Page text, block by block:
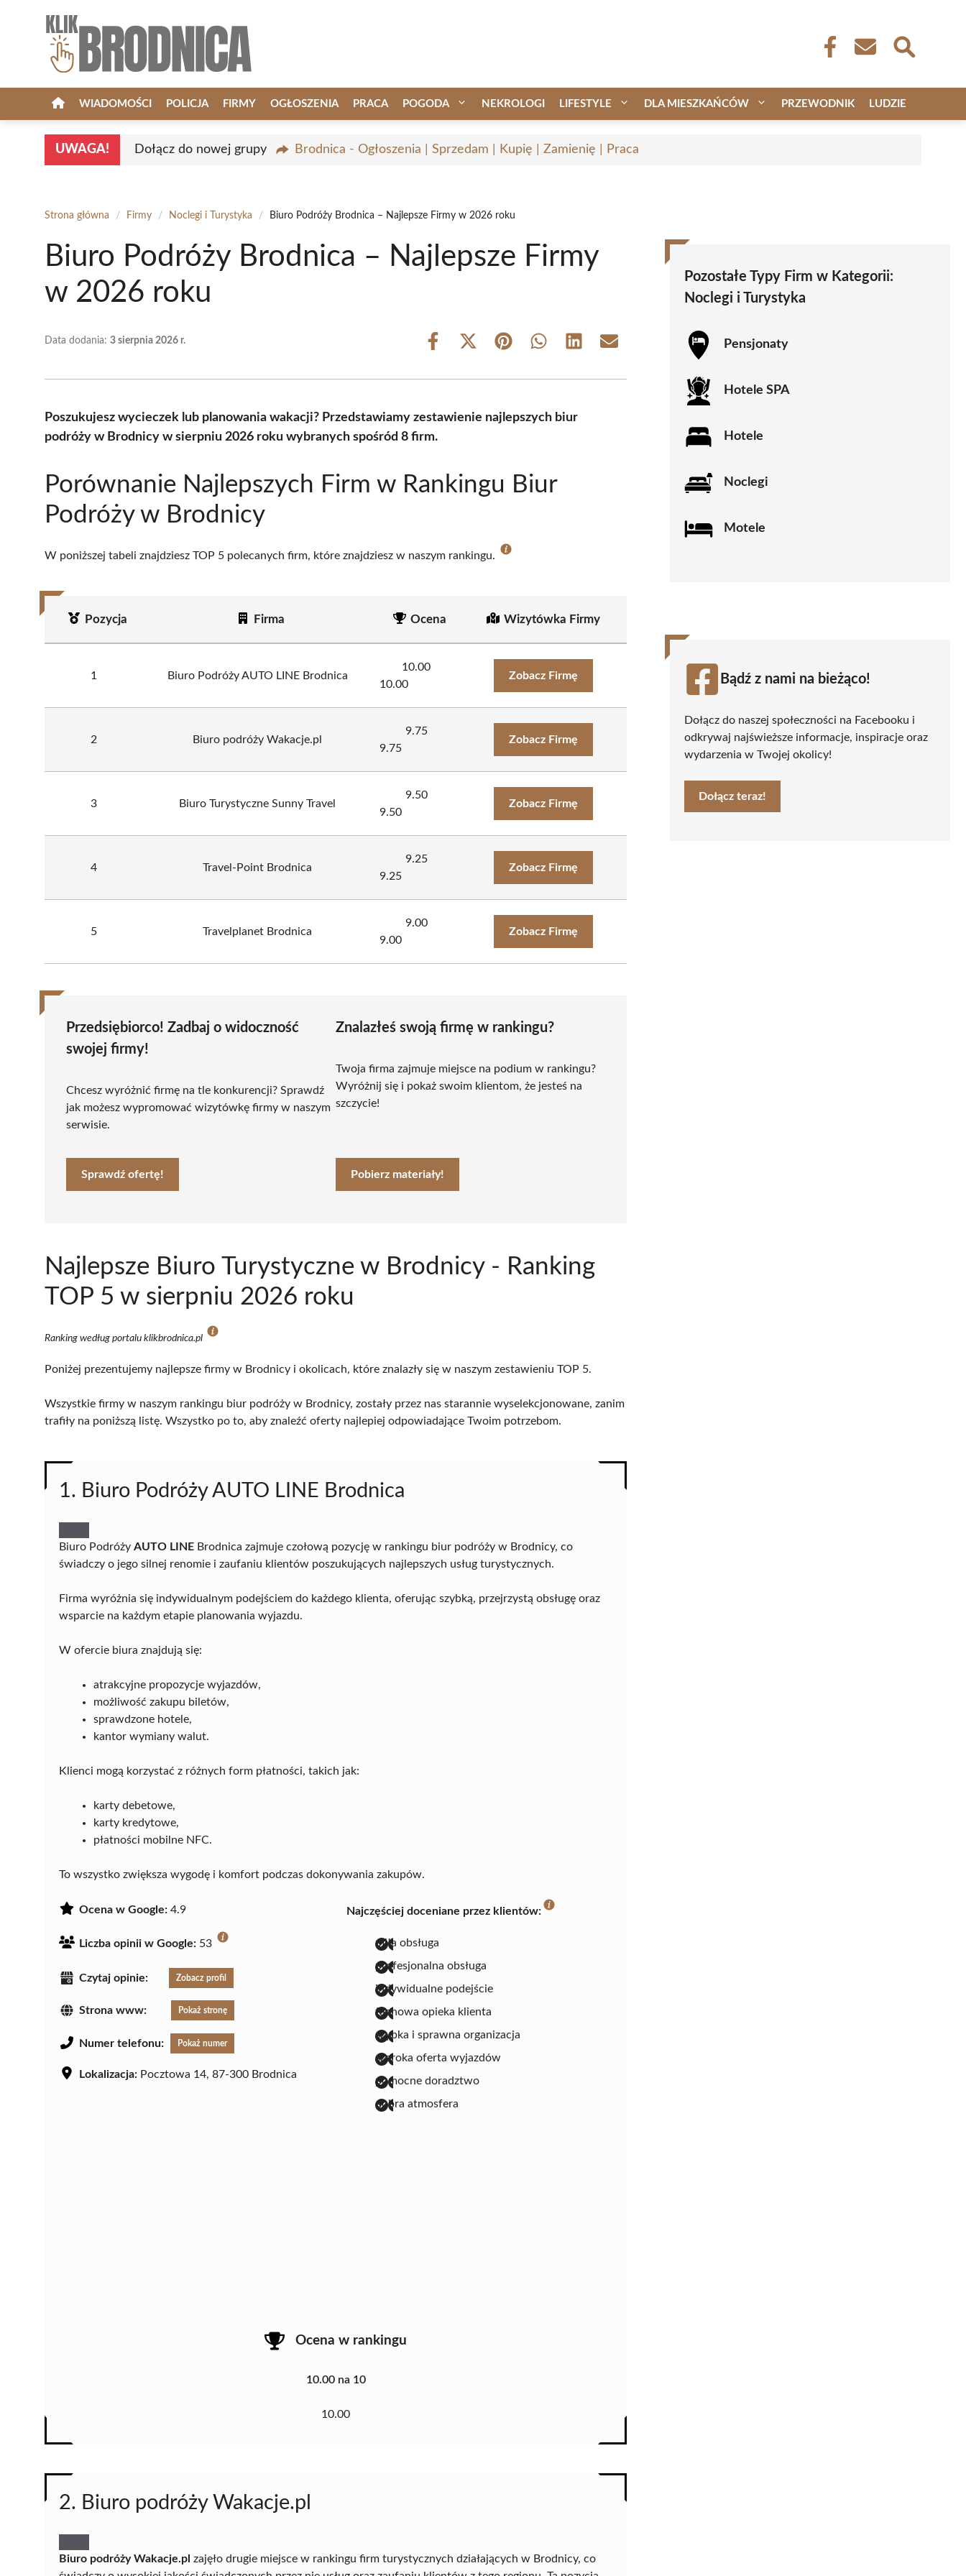
WIADOMOŚCI POLICJA FIRMY OGŁOSZENIA PRACA POGODA NEKROLOGI LIFESTYLE DLA MIESZKAŃCÓW PRZEWODNIK LUDZIE
UWAGA! Dołącz do nowej grupy Brodnica - Ogłoszenia | Sprzedam | Kupię | Zamienię | Praca
Strona główna / Firmy / Noclegi i Turystyka / Biuro Podróży Brodnica – Najlepsze Firmy w 2026 roku
Biuro Podróży Brodnica – Najlepsze Firmy
w 2026 roku
Data dodania: 3 sierpnia 2026 r.
Share
Share
(Twitter)
Share Share Share Share
Poszukujesz wycieczek lub planowania wakacji? Przedstawiamy zestawienie najlepszych biur
podróży w Brodnicy w sierpniu 2026 roku wybranych spośród 8 firm.
Porównanie Najlepszych Firm w Rankingu Biur
Podróży w Brodnicy
W poniższej tabeli znajdziesz TOP 5 polecanych firm, które znajdziesz w naszym rankingu.
Pozycja Firma Ocena Wizytówka Firmy
1 Biuro Podróży AUTO LINE Brodnica
10.00
10.00
Zobacz Firmę
2 Biuro podróży Wakacje.pl
9.75
9.75
Zobacz Firmę
3 Biuro Turystyczne Sunny Travel
9.50
9.50
Zobacz Firmę
4 Travel-Point Brodnica
9.25
9.25
Zobacz Firmę
5 Travelplanet Brodnica
9.00
9.00
Zobacz Firmę
Przedsiębiorco! Zadbaj o widoczność
swojej firmy!
Chcesz wyróżnić firmę na tle konkurencji? Sprawdź
jak możesz wypromować wizytówkę firmy w naszym
serwisie.
Sprawdź ofertę!
Znalazłeś swoją firmę w rankingu?
Twoja firma zajmuje miejsce na podium w rankingu?
Wyróżnij się i pokaż swoim klientom, że jesteś na
szczycie!
Pobierz materiały!
Najlepsze Biuro Turystyczne w Brodnicy - Ranking
TOP 5 w sierpniu 2026 roku
Ranking według portalu klikbrodnica.pl
Poniżej prezentujemy najlepsze firmy w Brodnicy i okolicach, które znalazły się w naszym zestawieniu TOP 5.
Wszystkie firmy w naszym rankingu biur podróży w Brodnicy, zostały przez nas starannie wyselekcjonowane, zanim
trafiły na poniższą listę. Wszystko po to, aby znaleźć oferty najlepiej odpowiadające Twoim potrzebom.
1. Biuro Podróży AUTO LINE Brodnica
Biuro Podróży AUTO LINE Brodnica zajmuje czołową pozycję w rankingu biur podróży w Brodnicy, co
świadczy o jego silnej renomie i zaufaniu klientów poszukujących najlepszych usług turystycznych.
Firma wyróżnia się indywidualnym podejściem do każdego klienta, oferując szybką, przejrzystą obsługę oraz
wsparcie na każdym etapie planowania wyjazdu.
W ofercie biura znajdują się:
atrakcyjne propozycje wyjazdów,
możliwość zakupu biletów,
sprawdzone hotele,
kantor wymiany walut.
Klienci mogą korzystać z różnych form płatności, takich jak:
karty debetowe,
karty kredytowe,
płatności mobilne NFC.
To wszystko zwiększa wygodę i komfort podczas dokonywania zakupów.
Ocena w Google: 4.9
Liczba opinii w Google: 53
Czytaj opinie: Zobacz profil
Strona www: Pokaż stronę
Numer telefonu: Pokaż numer
Lokalizacja: Pocztowa 14, 87-300 Brodnica
Najczęściej doceniane przez klientów:
miła obsługa
profesjonalna obsługa
indywidualne podejście
fachowa opieka klienta
szybka i sprawna organizacja
szeroka oferta wyjazdów
pomocne doradztwo
dobra atmosfera
Ocena w rankingu
10.00 na 10
10.00
2. Biuro podróży Wakacje.pl
Biuro podróży Wakacje.pl zajęło drugie miejsce w rankingu firm turystycznych działających w Brodnicy, co
Pozostałe Typy Firm w Kategorii:
Noclegi i Turystyka
Pensjonaty
Hotele SPA
Hotele
Noclegi
Motele
Bądź z nami na bieżąco!
Dołącz do naszej społeczności na Facebooku i
odkrywaj najświeższe informacje, inspiracje oraz
wydarzenia w Twojej okolicy!
Dołącz teraz!